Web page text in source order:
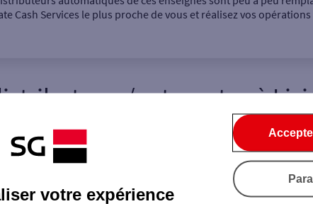
Retrait de
Dépôt de chèque €
Cash Services le plus proche de vous et réalisez vos
automatesà
4
votre expérience